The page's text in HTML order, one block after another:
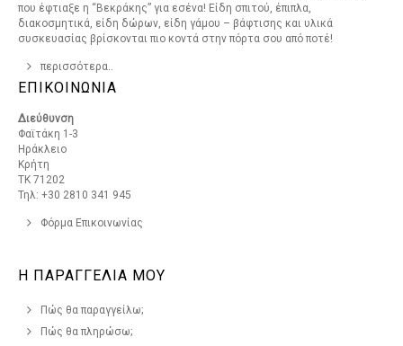
που έφτιαξε η “Βεκράκης” για εσένα! Είδη σπιτού, έπιπλα,
διακοσμητικά, είδη δώρων, είδη γάμου – βάφτισης και υλικά
συσκευασίας βρίσκονται πιο κοντά στην πόρτα σου από ποτέ!
περισσότερα..
ΕΠΙΚΟΙΝΩΝΙΑ
Διεύθυνση
Φαϊτάκη 1-3
Ηράκλειο
Κρήτη
ΤΚ 71202
Τηλ: +30 2810 341 945
Φόρμα Επικοινωνίας
Η ΠΑΡΑΓΓΕΛΙΑ ΜΟΥ
Πώς θα παραγγείλω;
Πώς θα πληρώσω;